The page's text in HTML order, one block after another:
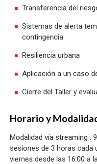
Transferencia del
Sistemas de alerta
contingencia
Resiliencia urbana
Aplicación a un caso
Cierre del Taller y
Horario y
Modalidad vía streaming :
sesiones de 3 horas cada
viernes desde las 16:00 a